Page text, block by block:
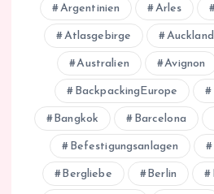
Argentinien Arles
Atlasgebirge Auckland
Australien Avignon
BackpackingEurope
Bangkok Barcelona
Befestigungsanlagen
Bergliebe Berlin